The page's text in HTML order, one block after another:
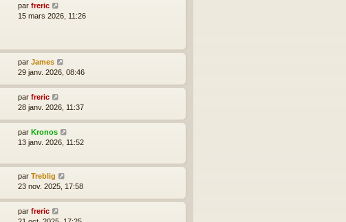
par freric
15 mars 2026, 11:26
par James
29 janv. 2026, 08:46
par freric
28 janv. 2026, 11:37
par Kronos
13 janv. 2026, 11:52
par Treblig
23 nov. 2025, 17:58
par freric